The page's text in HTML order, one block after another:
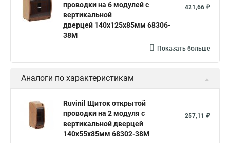
проводки на 6 модулей с
вертикальной
дверцей 140х125х85мм 68306-
38М
421,66 ₽
Показать больше
Аналоги по характеристикам
Ruvinil Щиток открытой
проводки на 2 модуля с
вертикальной дверцей
140х55х85мм 68302-38М
257,11 ₽